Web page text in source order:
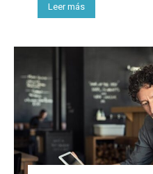
Leer más